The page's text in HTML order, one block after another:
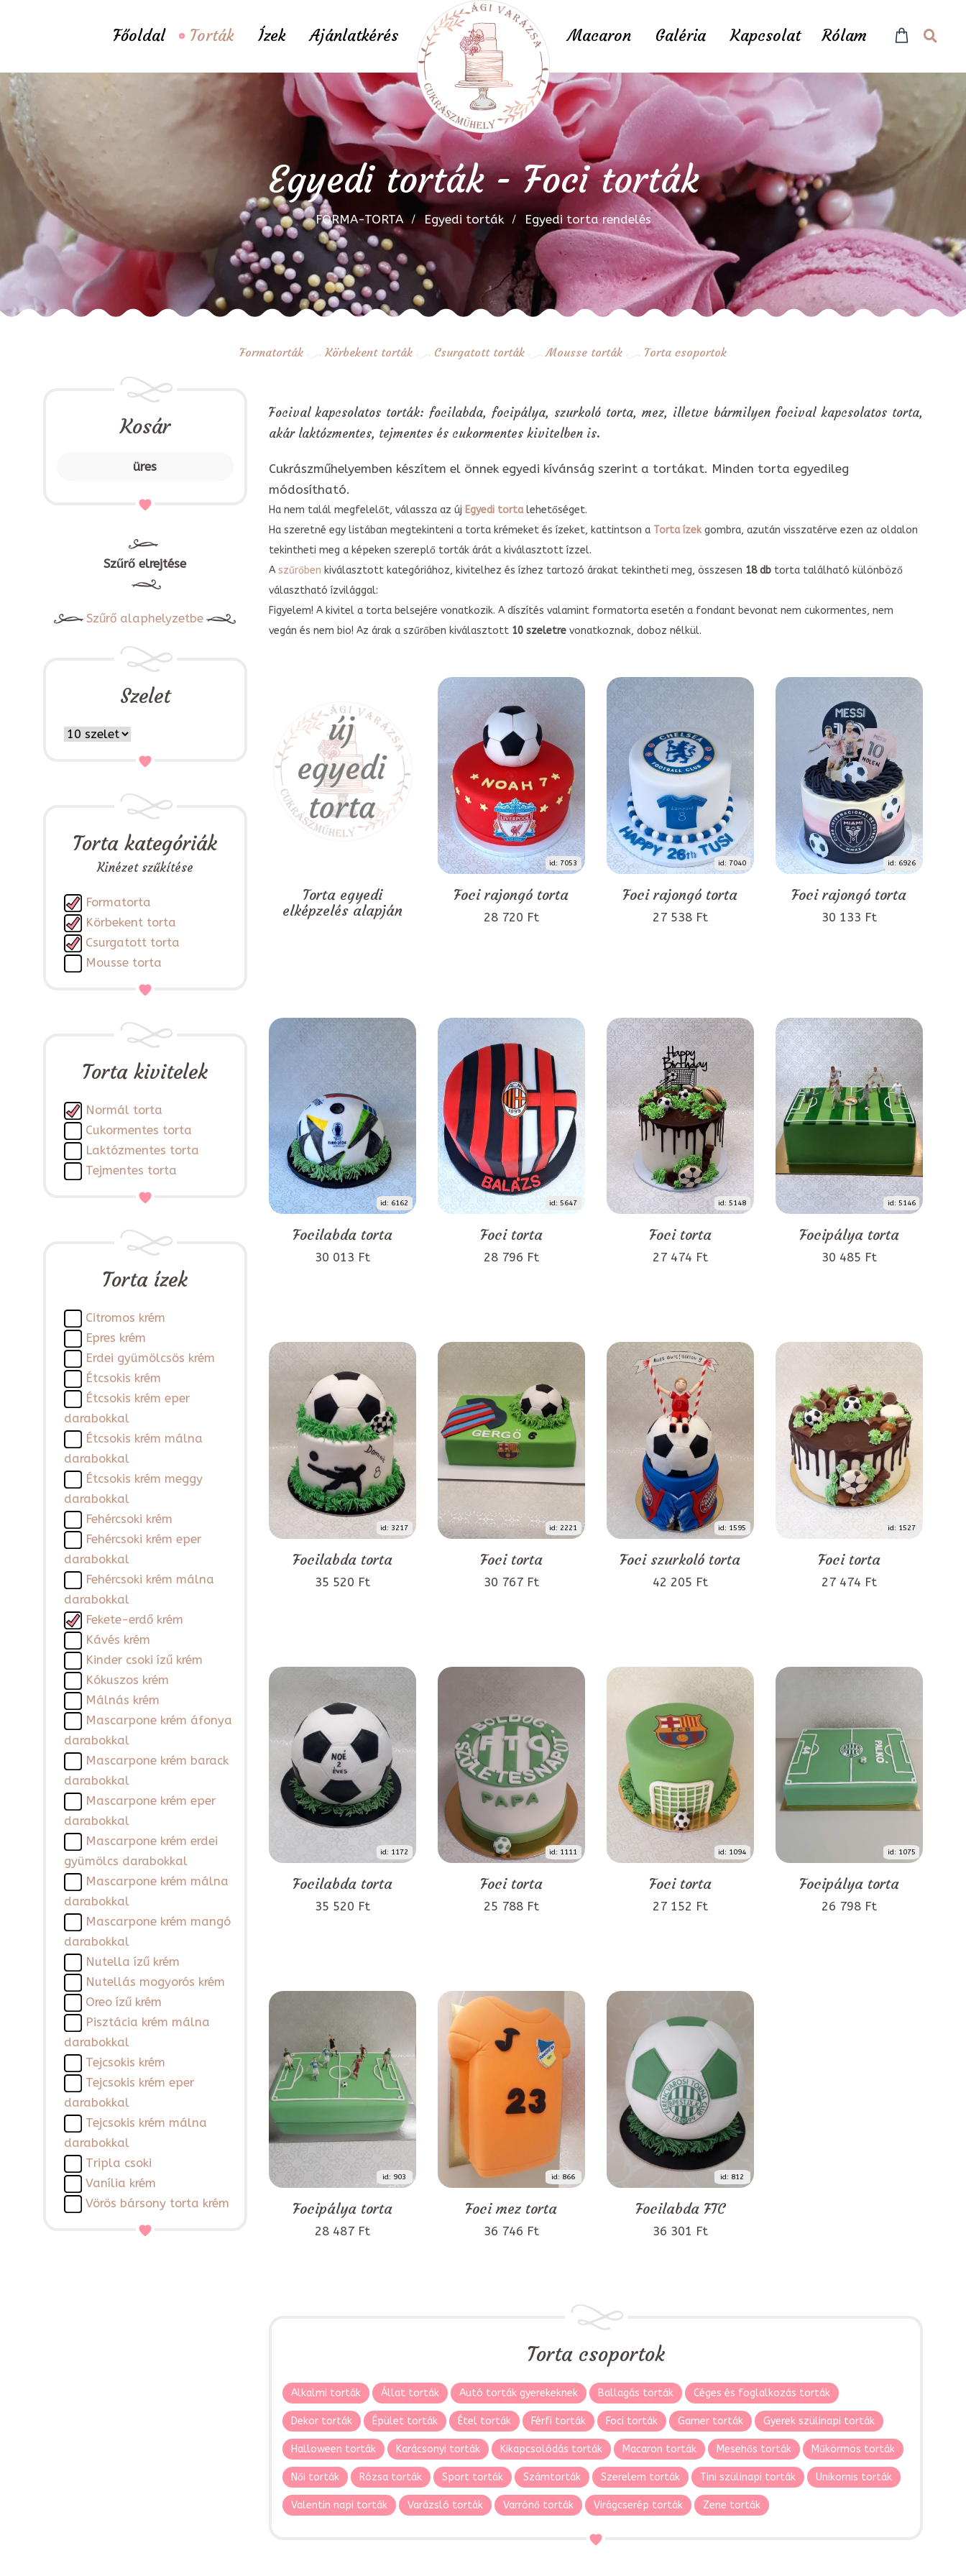
Főoldal Torták Ízek Ajánlatkérés Macaron Galéria Kapcsolat Rólam
Egyedi torták - Foci torták
FORMA-TORTA Egyedi torták Egyedi torta rendelés
Formatorták Körbekent torták Csurgatott torták Mousse torták Torta csoportok
Kosár
üres
Szűrő elrejtése
Szűrő alaphelyzetbe
Szelet
Torta kategóriák
Kinézet szűkítése
Formatorta
Körbekent torta
Csurgatott torta
Mousse torta
Torta kivitelek
Normál torta
Cukormentes torta
Laktózmentes torta
Tejmentes torta
Torta ízek
Citromos krém
Epres krém
Erdei gyümölcsös krém
Étcsokis krém
Étcsokis krém eper
darabokkal
Étcsokis krém málna
darabokkal
Étcsokis krém meggy
darabokkal
Fehércsoki krém
Fehércsoki krém eper
darabokkal
Fehércsoki krém málna
darabokkal
Fekete-erdő krém
Kávés krém
Kinder csoki ízű krém
Kókuszos krém
Málnás krém
Mascarpone krém áfonya
darabokkal
Mascarpone krém barack
darabokkal
Mascarpone krém eper
darabokkal
Mascarpone krém erdei
gyümölcs darabokkal
Mascarpone krém málna
darabokkal
Mascarpone krém mangó
darabokkal
Nutella ízű krém
Nutellás mogyorós krém
Oreo ízű krém
Pisztácia krém málna
darabokkal
Tejcsokis krém
Tejcsokis krém eper
darabokkal
Tejcsokis krém málna
darabokkal
Tripla csoki
Vanília krém
Vörös bársony torta krém
Focival kapcsolatos torták: focilabda, focipálya, szurkoló torta, mez, illetve bármilyen focival kapcsolatos torta,
akár laktózmentes, tejmentes és cukormentes kivitelben is.
Cukrászműhelyemben készítem el önnek egyedi kívánság szerint a tortákat. Minden torta egyedileg
módosítható.
Ha nem talál megfelelőt, válassza az új Egyedi tortalehetőséget.
Ha szeretné egy listában megtekinteni a torta krémeket és ízeket, kattintson a Torta ízekgombra, azután visszatérve ezen az oldalon
tekintheti meg a képeken szereplő torták árát a kiválasztott ízzel.
A szűrőben kiválasztott kategóriához, kivitelhez és ízhez tartozó árakat tekintheti meg, összesen 18 dbtorta található különböző
választható ízvilággal:
Figyelem! A kivitel a torta belsejére vonatkozik. A díszítés valamint formatorta esetén a fondant bevonat nem cukormentes, nem
vegán és nem bio! Az árak a szűrőben kiválasztott 10 szeletrevonatkoznak, doboz nélkül.
Torta egyedi
elképzelés alapján
id: 7053
Foci rajongó torta
28 720 Ft
id: 7040
Foci rajongó torta
27 538 Ft
id: 6926
Foci rajongó torta
30 133 Ft
id: 6162
Focilabda torta
30 013 Ft
id: 5647
Foci torta
28 796 Ft
id: 5148
Foci torta
27 474 Ft
id: 5146
Focipálya torta
30 485 Ft
id: 3217
Focilabda torta
35 520 Ft
id: 2221
Foci torta
30 767 Ft
id: 1595
Foci szurkoló torta
42 205 Ft
id: 1527
Foci torta
27 474 Ft
id: 1172
Focilabda torta
35 520 Ft
id: 1111
Foci torta
25 788 Ft
id: 1094
Foci torta
27 152 Ft
id: 1075
Focipálya torta
26 798 Ft
id: 903
Focipálya torta
28 487 Ft
id: 866
Foci mez torta
36 746 Ft
id: 812
Focilabda FTC
36 301 Ft
Torta csoportok
Alkalmi torták Állat torták Autó torták gyerekeknek Ballagás torták Céges és foglalkozás torták
Dekor torták Épület torták Étel torták Férfi torták Foci torták Gamer torták Gyerek szülinapi torták
Halloween torták Karácsonyi torták Kikapcsolódás torták Macaron torták Mesehős torták Műkörmös torták
Női torták Rózsa torták Sport torták Számtorták Szerelem torták Tini szülinapi torták Unikornis torták
Valentin napi torták Varázsló torták Varrónő torták Virágcserép torták Zene torták